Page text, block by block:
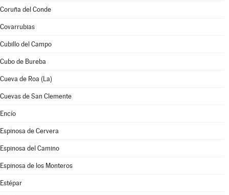
Coruña del Conde
Covarrubias
Cubillo del Campo
Cubo de Bureba
Cueva de Roa (La)
Cuevas de San Clemente
Encío
Espinosa de Cervera
Espinosa del Camino
Espinosa de los Monteros
Estépar